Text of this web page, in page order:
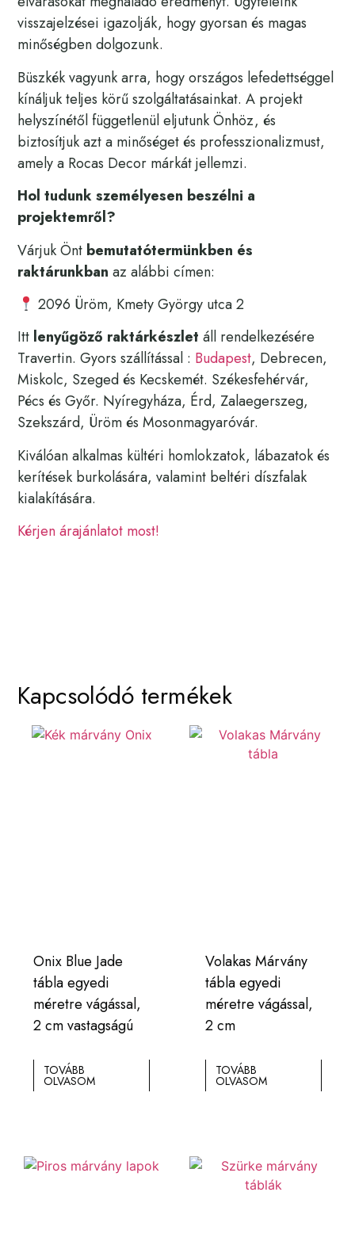
visszajelzései igazolják, hogy gyorsan és magas
minőségben dolgozunk.
Büszkék vagyunk arra, hogy országos lefedettséggel
kínáljuk teljes körű szolgáltatásainkat. A projekt
helyszínétől függetlenül eljutunk Önhöz, és
biztosítjuk azt a minőséget és professzionalizmust,
amely a Rocas Decor márkát jellemzi.
Hol tudunk személyesen beszélni a
projektemről?
Várjuk Önt bemutatótermünkben és
raktárunkban az alábbi címen:
2096 Üröm, Kmety György utca 2
Itt lenyűgöző raktárkészlet áll rendelkezésére
Travertin. Gyors szállítással : Budapest, Debrecen,
Miskolc, Szeged és Kecskemét. Székesfehérvár,
Pécs és Győr. Nyíregyháza, Érd, Zalaegerszeg,
Szekszárd, Üröm és Mosonmagyaróvár.
Kiválóan alkalmas kültéri homlokzatok, lábazatok és
kerítések burkolására, valamint beltéri díszfalak
kialakítására.
Kérjen árajánlatot most!
Kapcsolódó termékek
Onix Blue Jade
tábla egyedi
méretre vágással,
2 cm vastagságú
TOVÁBB
OLVASOM
Volakas Márvány
tábla egyedi
méretre vágással,
2 cm
TOVÁBB
OLVASOM